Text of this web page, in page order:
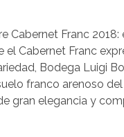
Cabernet Franc
el Cabernet Franc
Bodega Luigi
franco arenoso
gran elegancia y